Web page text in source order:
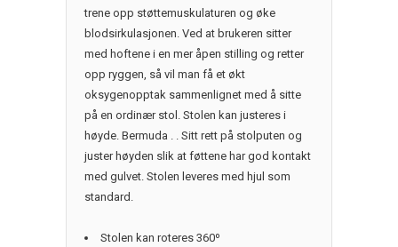
trene opp støttemuskulaturen og øke
blodsirkulasjonen. Ved at brukeren sitter
med hoftene i en mer åpen stilling og retter
opp ryggen, så vil man få et økt
oksygenopptak sammenlignet med å sitte
på en ordinær stol. Stolen kan justeres i
høyde. Bermuda . . Sitt rett på stolputen og
juster høyden slik at føttene har god kontakt
med gulvet. Stolen leveres med hjul som
standard.
Stolen kan roteres 360º